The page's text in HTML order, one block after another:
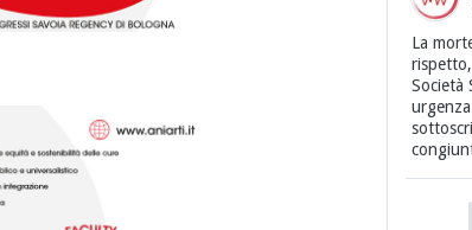
La
Società